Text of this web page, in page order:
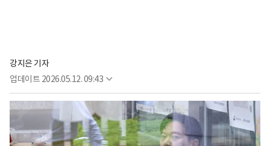
강지은 기자
업데이트 2026.05.12. 09:43